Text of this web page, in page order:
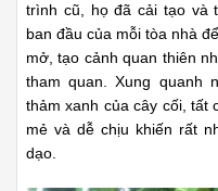
trình cũ, họ đã cải tạo và
ban đầu của mỗi tòa nhà
mở, tạo cảnh quan thiên
tham quan. Xung quanh
thảm xanh của cây cối, tất
mẻ và dễ chịu khiến rất
dạo.